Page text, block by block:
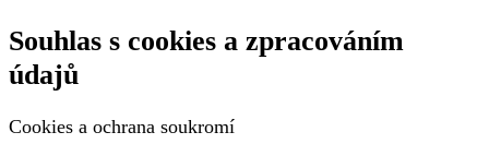
Souhlas s cookies a zpracováním
údajů
Cookies a ochrana soukromí